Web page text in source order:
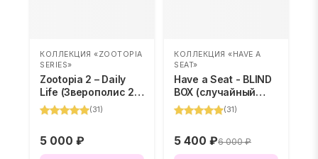
КОЛЛЕКЦИЯ «ZOOTOPIA
SERIES»
Zootopia 2 – Daily
Life (Зверополис 2)
– BLIND BOX
(31)
5 000 ₽
КОЛЛЕКЦИЯ «HAVE A
SEAT»
Have a Seat - BLIND
BOX (случайный
цвет)
(31)
5 400 ₽6 000 ₽